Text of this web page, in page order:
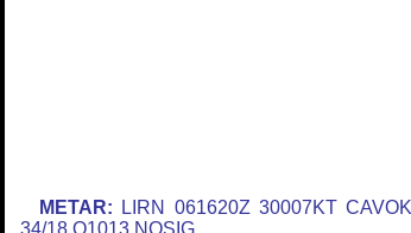
METAR: LIRN 061620Z 30007KT CAVOK